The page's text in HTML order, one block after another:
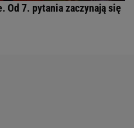
Od 7. pytania zaczynają się